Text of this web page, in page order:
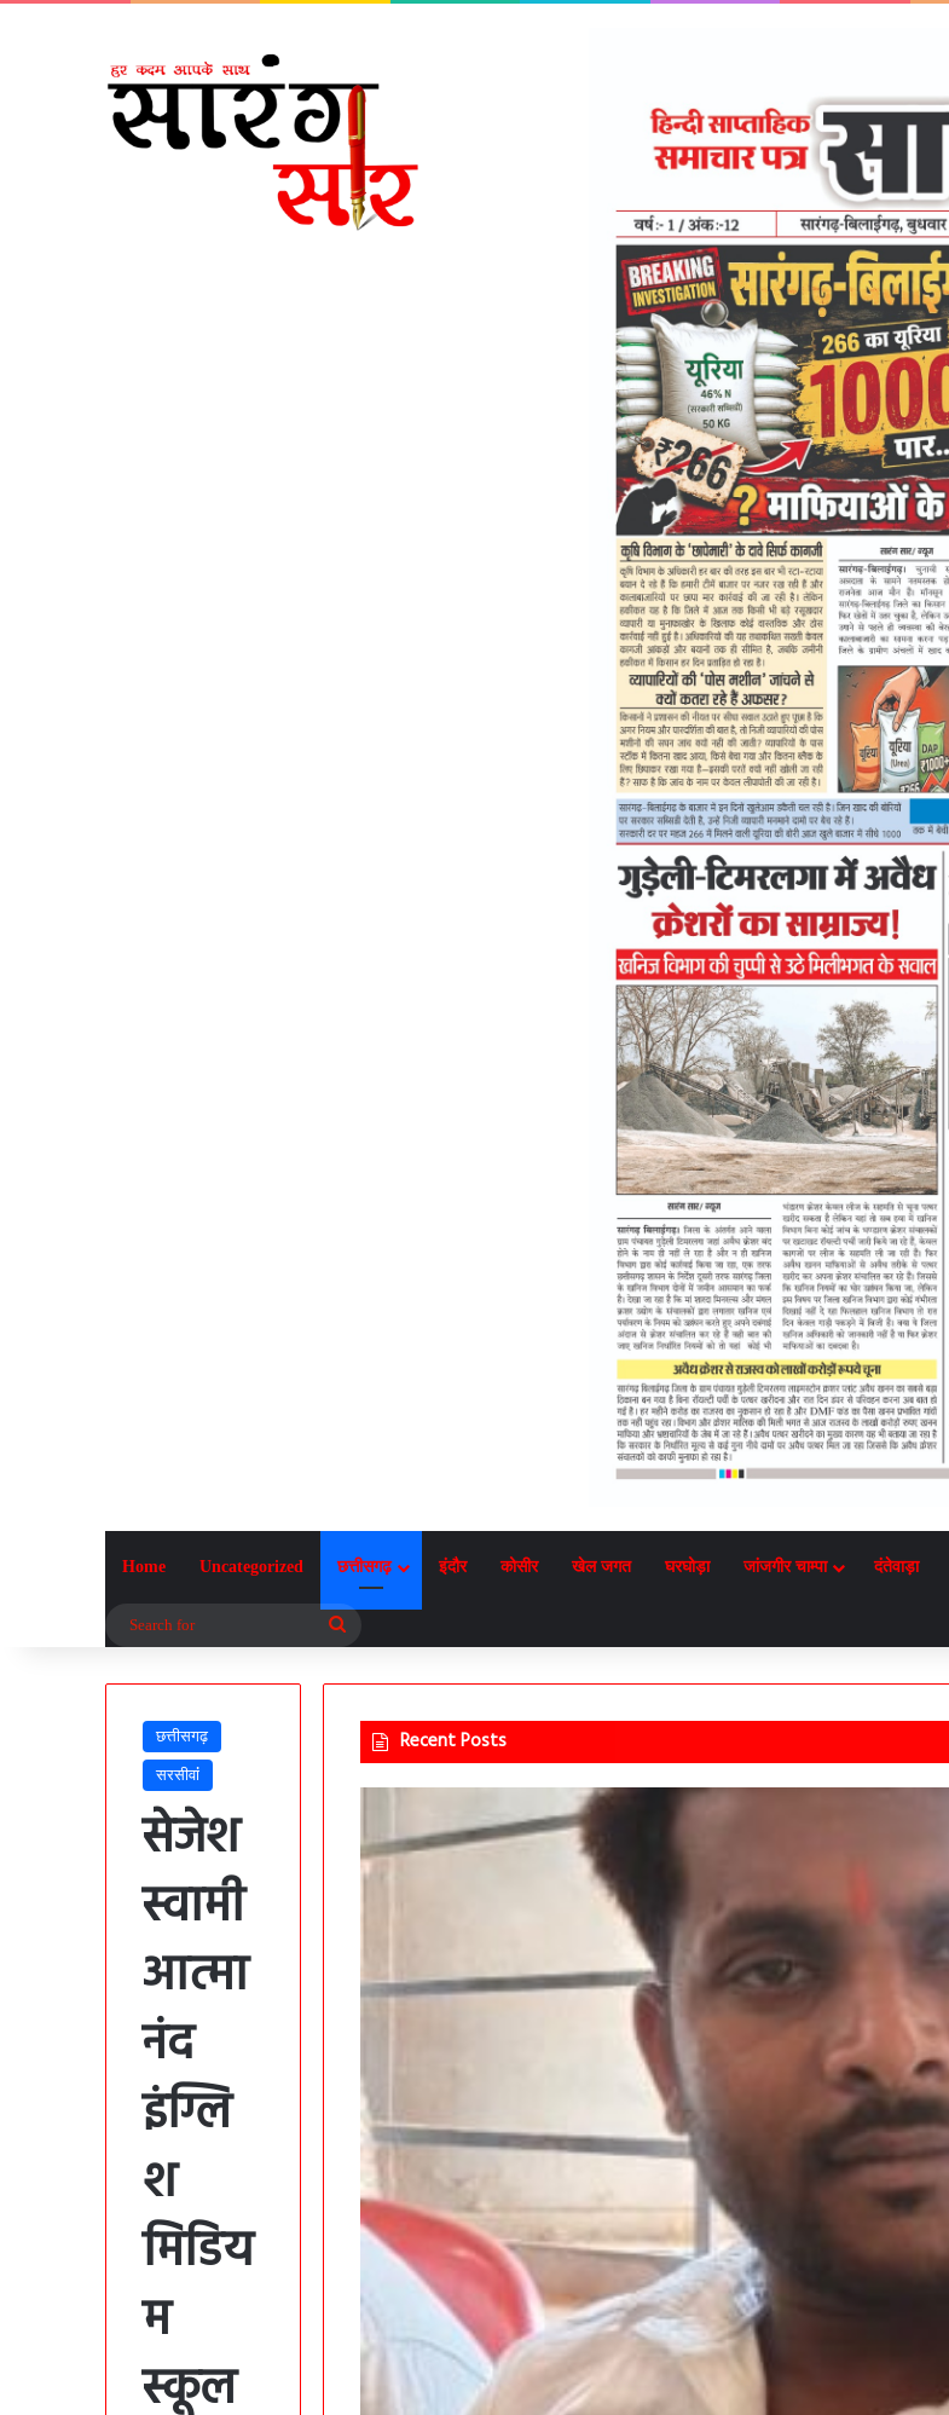
Home Uncategorized छत्तीसगढ़ इंदौर कोसीर खेल जगत घरघोड़ा जांजगीर चाम्पा दंतेवाड़ा
छत्तीसगढ़
सरसीवांं
सेजेश
स्वामी
आत्मा
नंद
इंग्लि
श
मिडिय
म
स्कूल
Recent Posts